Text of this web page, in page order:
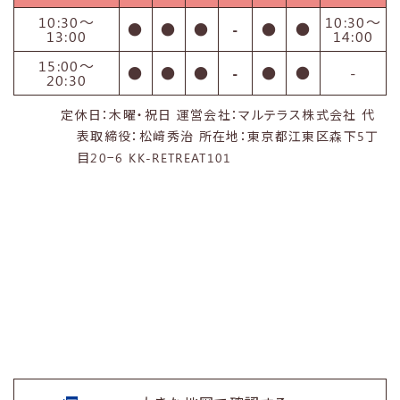
10:30〜
13:00 ● ● ● - ● ● 10:30〜
14:00
15:00〜
20:30 ● ● ● - ● ● -
定休日：木曜・祝日 運営会社：マルテラス株式会社 代
表取締役：松﨑秀治 所在地：東京都江東区森下5丁
目20−6 KK-RETREAT101